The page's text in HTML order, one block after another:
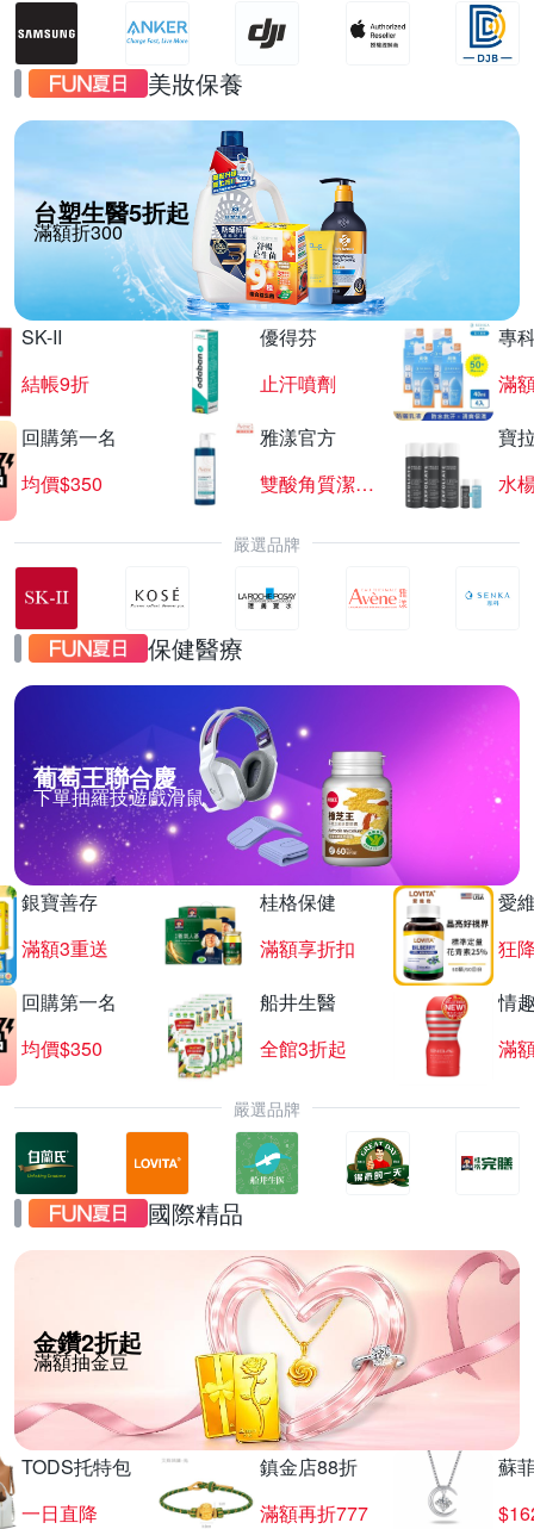
美妝保養
台塑生醫5折起
滿額折300
SK-II
結帳9折
優得芬
止汗噴劑
專
滿
回購第一名
均價$350
雅漾官方
雙酸角質潔膚露
寶
水
嚴選品牌
保健醫療
葡萄王聯合慶
下單抽羅技遊戲滑鼠
銀寶善存
滿額3重送
桂格保健
滿額享折扣
愛
狂
回購第一名
均價$350
船井生醫
全館3折起
情
滿
嚴選品牌
國際精品
金鑽2折起
滿額抽金豆
TODS托特包
一日直降
鎮金店88折
滿額再折777
蘇